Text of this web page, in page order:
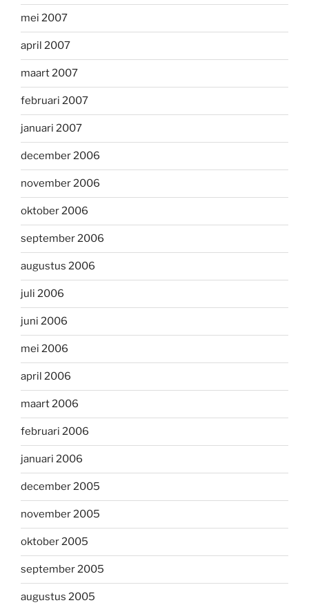
mei 2007
april 2007
maart 2007
februari 2007
januari 2007
december 2006
november 2006
oktober 2006
september 2006
augustus 2006
juli 2006
juni 2006
mei 2006
april 2006
maart 2006
februari 2006
januari 2006
december 2005
november 2005
oktober 2005
september 2005
augustus 2005